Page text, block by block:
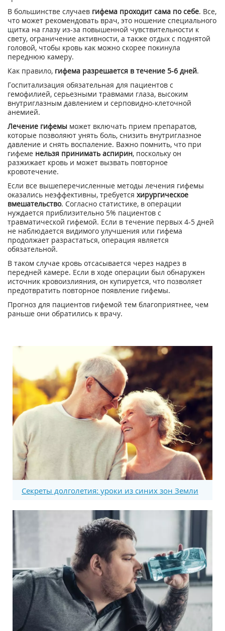
В большинстве случаев гифема проходит сама по себе. Все,
что может рекомендовать врач, это ношение специального
щитка на глазу из-за повышенной чувствительности к
свету, ограничение активности, а также отдых с поднятой
головой, чтобы кровь как можно скорее покинула
переднюю камеру.
Как правило, гифема разрешается в течение 5-6 дней.
Госпитализация обязательная для пациентов с
гемофилией, серьезными травмами глаза, высоким
внутриглазным давлением и серповидно-клеточной
анемией.
Лечение гифемы может включать прием препаратов,
которые позволяют унять боль, снизить внутриглазное
давление и снять воспаление. Важно помнить, что при
гифеме нельзя принимать аспирин, поскольку он
разжижает кровь и может вызвать повторное
кровотечение.
Если все вышеперечисленные методы лечения гифемы
оказались неэффективны, требуется хирургическое
вмешательство. Согласно статистике, в операции
нуждается приблизительно 5% пациентов с
травматической гифемой. Если в течение первых 4-5 дней
не наблюдается видимого улучшения или гифема
продолжает разрастаться, операция является
обязательной.
В таком случае кровь отсасывается через надрез в
передней камере. Если в ходе операции был обнаружен
источник кровоизлияния, он купируется, что позволяет
предотвратить повторное появление гифемы.
Прогноз для пациентов гифемой тем благоприятнее, чем
раньше они обратились к врачу.
Секреты долголетия: уроки из синих зон Земли